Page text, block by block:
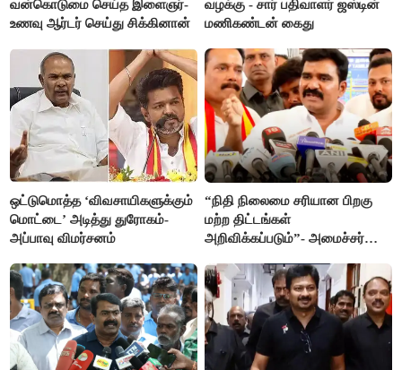
வன்கொடுமை செய்த இளைஞர்-
உணவு ஆர்டர் செய்து சிக்கினான்
வழக்கு - சார் பதிவாளர் ஜஸ்டின்
மணிகண்டன் கைது
ஒட்டுமொத்த ‘விவசாயிகளுக்கும்
மொட்டை’ அடித்து துரோகம்-
அப்பாவு விமர்சனம்
“நிதி நிலைமை சரியான பிறகு
மற்ற திட்டங்கள்
அறிவிக்கப்படும்”- அமைச்சர்